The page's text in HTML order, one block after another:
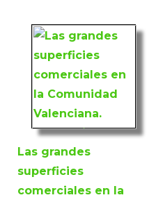
Las grandes
superficies
comerciales en la